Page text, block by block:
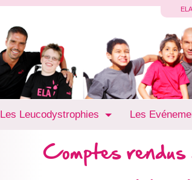
Les Leucodystrophies Les
Comptes